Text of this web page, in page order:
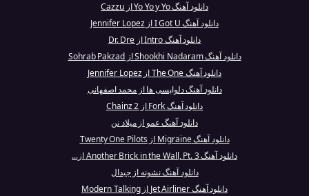
دانلود آهنگ Yo Yo y Yo از Cazzu
دانلود آهنگ I Got U از Jennifer Lopez
دانلود آهنگ Intro از Dr. Dre
دانلود آهنگ Shookhi Nadaram از Sohrab Pakzad
دانلود آهنگ The One از Jennifer Lopez
دانلود آهنگ دلواپسی‌ ها از محمد اصفهانی
دانلود آهنگ Fork از 2 Chainz
دانلود آهنگ عمو از میلاد نن
دانلود آهنگ Migraine از Twenty One Pilots
دانلود آهنگ Another Brick in the Wall, Pt. 3 از...
دانلود آهنگ نشونه از جیدال
دانلود آهنگ Jet Airliner از Modern Talking